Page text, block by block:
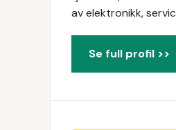
av elektronikk,
Se full profil >>